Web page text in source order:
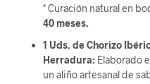
* Curación natural en
40 meses.
1 Uds. de Chorizo
Herradura: Elaborado
un aliño artesanal de